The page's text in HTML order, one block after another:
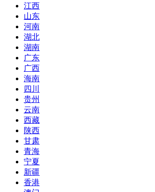
江西
山东
河南
湖北
湖南
广东
广西
海南
四川
贵州
云南
西藏
陕西
甘肃
青海
宁夏
新疆
香港